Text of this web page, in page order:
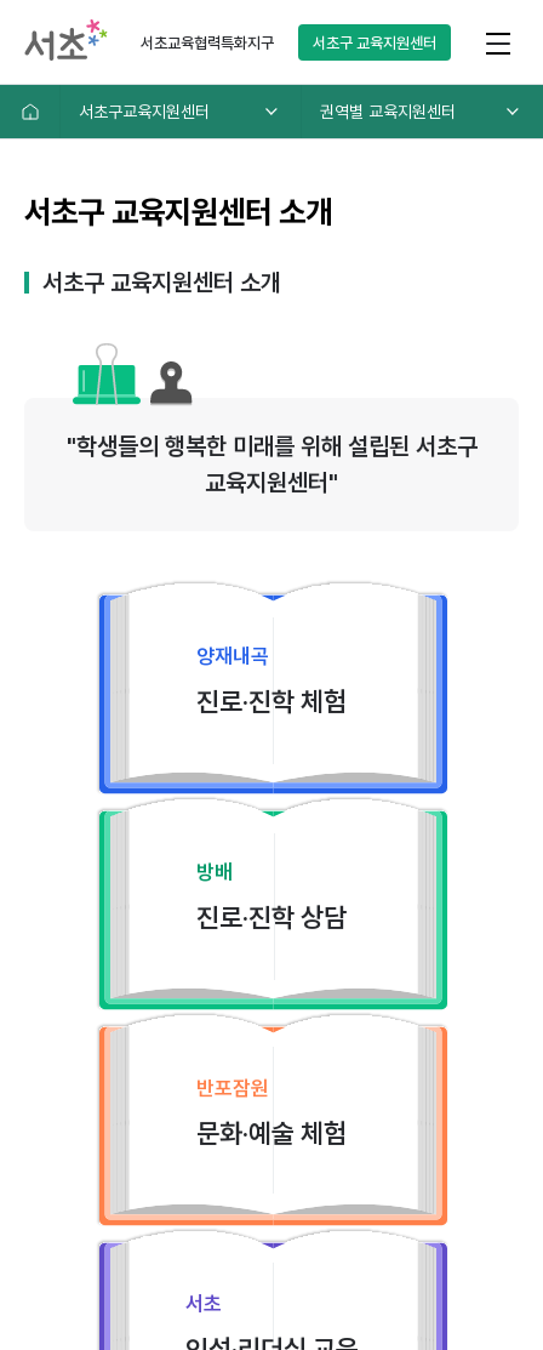
서초교육협력특화지구 서초구교육지원센터
서초구교육지원센터 권역별 교육지원센터
서초구 교육지원센터 소개
서초구 교육지원센터 소개
"학생들의 행복한 미래를 위해 설립된 서초구
교육지원센터"
양재내곡
진로·진학 체험
방배
진로·진학 상담
반포잠원
문화·예술 체험
서초